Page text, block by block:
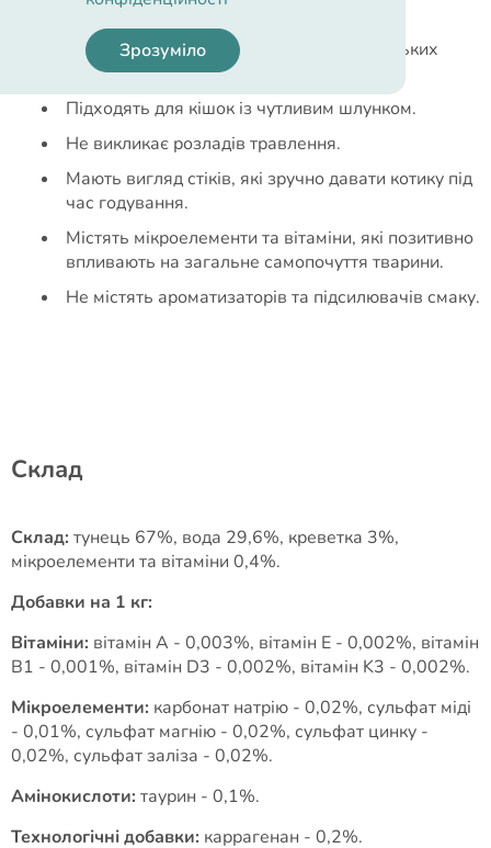
безпечними та корисними.
Використовуються при прийманні лікарських
засобів, від нудьги та стресу тварини.
Підходять для кішок із чутливим шлунком.
Не викликає розладів травлення.
Мають вигляд стіків, які зручно давати котику під
час годування.
Містять мікроелементи та вітаміни, які позитивно
впливають на загальне самопочуття тварини.
Не містять ароматизаторів та підсилювачів смаку.
Cклад
Склад: тунець 67%, вода 29,6%, креветка 3%,
мікроелементи та вітаміни 0,4%.
Добавки на 1 кг:
Вітаміни: вітамін А - 0,003%, вітамін Е - 0,002%, вітамін
B1 - 0,001%, вітамін D3 - 0,002%, вітамін K3 - 0,002%.
Мікроелементи: карбонат натрію - 0,02%, сульфат міді
- 0,01%, сульфат магнію - 0,02%, сульфат цинку -
0,02%, сульфат заліза - 0,02%.
Амінокислоти: таурин - 0,1%.
Технологічні добавки: каррагенан - 0,2%.
Зрозуміло